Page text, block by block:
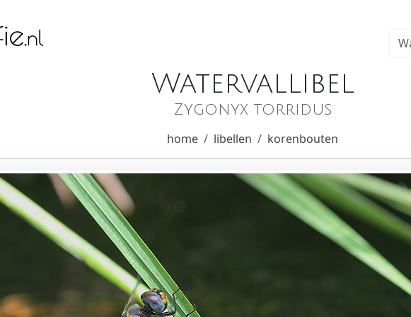
Watervallibel
Zygonyx torridus
home libellen korenbouten